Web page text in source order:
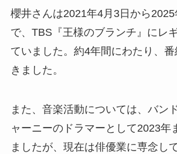
櫻井さんは2021年4月3日から2025
で、TBS『王様のブランチ』にレ
ていました。約4年間にわたり、
きました。
また、音楽活動については、バン
ャーニーのドラマーとして2023年
ましたが、現在は俳優業に専念し